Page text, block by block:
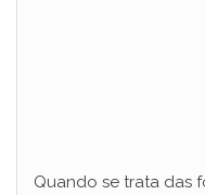
Quando se trata das